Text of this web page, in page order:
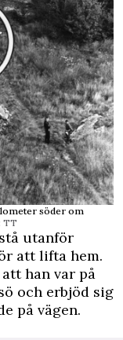
söder om
TT
utanför
att lifta hem.
han var på
och erbjöd sig
på vägen.